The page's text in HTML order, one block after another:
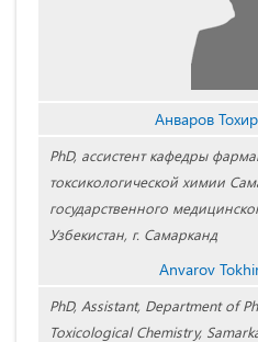
Анваров
PhD, ассистент кафедры
токсикологической химии
государственного
Узбекистан, г. Самарканд
Anvarov
PhD, Assistant, Department of
Toxicological Chemistry,